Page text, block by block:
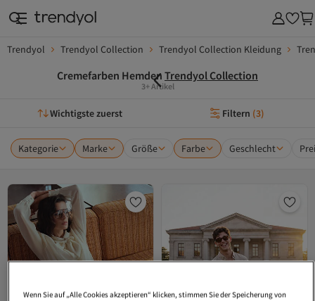
Trendyol Trendyol Collection Trendyol Collection Kleidung
Cremefarben Hemden Trendyol Collection
3+ Artikel
Wichtigste zuerst Filtern (3)
Kategorie Marke Größe Farbe Geschlecht
Wenn Sie auf „Alle Cookies akzeptieren“ klicken, stimmen Sie der Speicherung von